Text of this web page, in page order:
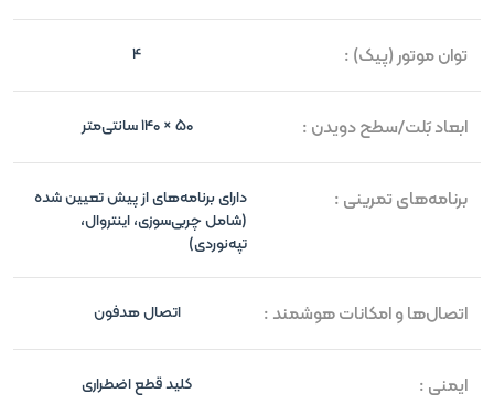
توان موتور (پیک) : 4
ابعاد بَلت/سطح دویدن : ۵۰ × ۱۴۰ سانتی‌متر
برنامه‌های تمرینی :
دارای برنامه‌های از پیش تعیین شده
(شامل چربی‌سوزی، اینتروال،
تپه‌نوردی)
اتصال‌ها و امکانات هوشمند : اتصال هدفون
ایمنی : کلید قطع اضطراری